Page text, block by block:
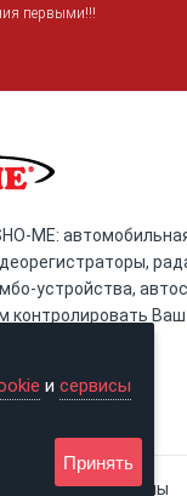
и сервисы
Принять
первыми!!!
ME:
устройства,
контролировать
Все права защищены